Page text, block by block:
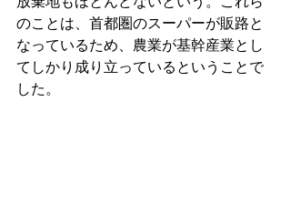
のことは、首都圏のスーパーが販路と
なっているため、農業が基幹産業とし
てしかり成り立っているということで
した。